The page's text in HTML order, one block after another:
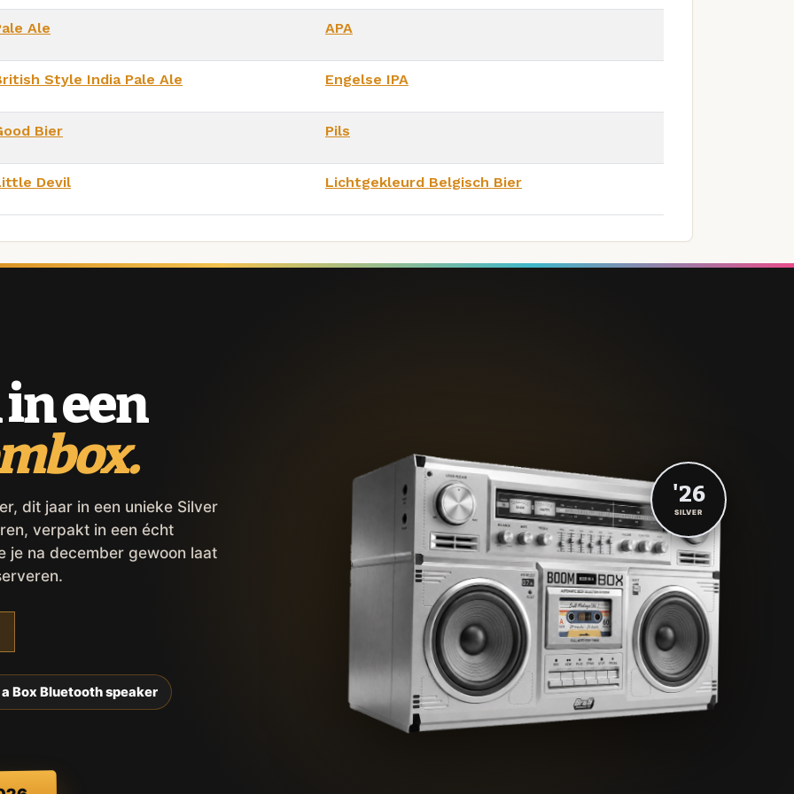
Ale APA
Style India Pale Ale Engelse IPA
Bier Pils
Devil Lichtgekleurd Belgisch Bier
een
dit jaar in een unieke Silver
verpakt in een écht
je na december gewoon laat
Box Bluetooth speaker
'26
SILVER